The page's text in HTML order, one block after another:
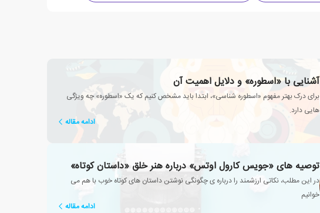
آشنایی با «اسطوره» و دلایل اهمیت آن
برای درک بهتر مفهوم «اسطوره شناسی»، ابتدا باید مشخص کنیم که یک «اسطوره» چه ویژگی
هایی دارد.
ادامه مقاله
توصیه های «جویس کارول اوتس» درباره هنر خلق «داستان کوتاه»
در این مطلب، نکاتی ارزشمند را درباره ی چگونگی نوشتن داستان های کوتاه خوب با هم می
خوانیم
ادامه مقاله